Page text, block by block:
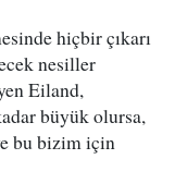
hiçbir çıkarı
nesiller
Eiland,
büyük olursa,
bu bizim için